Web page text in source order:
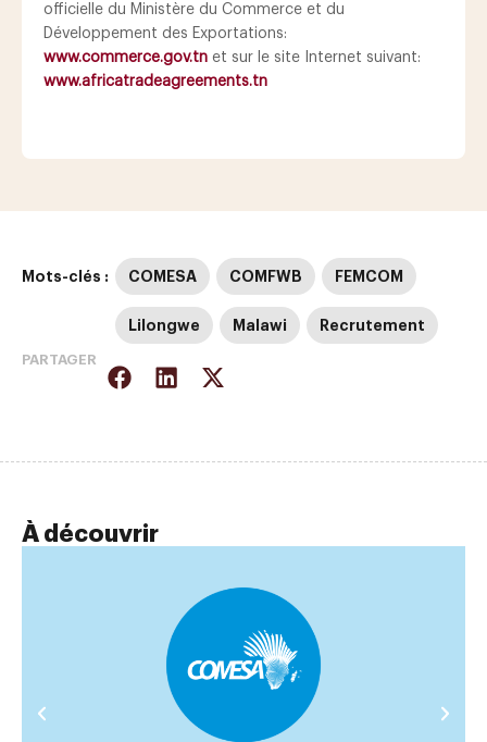
officielle du Ministère du Commerce et du
Développement des Exportations:
www.commerce.gov.tn et sur le site Internet suivant:
www.africatradeagreements.tn
Mots-clés : COMESA COMFWB FEMCOM
Lilongwe Malawi Recrutement
PARTAGER
À découvrir